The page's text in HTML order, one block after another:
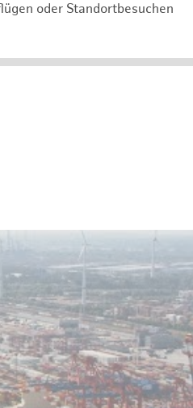
oder Standortbesuchen